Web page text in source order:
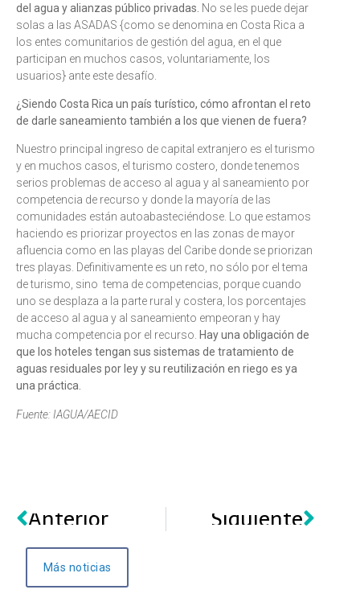
del agua y alianzas público privadas. No se les puede dejar
solas a las ASADAS {como se denomina en Costa Rica a
los entes comunitarios de gestión del agua, en el que
participan en muchos casos, voluntariamente, los
usuarios} ante este desafío.
¿Siendo Costa Rica un país turístico, cómo afrontan el reto
de darle saneamiento también a los que vienen de fuera?
Nuestro principal ingreso de capital extranjero es el turismo
y en muchos casos, el turismo costero, donde tenemos
serios problemas de acceso al agua y al saneamiento por
competencia de recurso y donde la mayoría de las
comunidades están autoabasteciéndose. Lo que estamos
haciendo es priorizar proyectos en las zonas de mayor
afluencia como en las playas del Caribe donde se priorizan
tres playas. Definitivamente es un reto, no sólo por el tema
de turismo, sino tema de competencias, porque cuando
uno se desplaza a la parte rural y costera, los porcentajes
de acceso al agua y al saneamiento empeoran y hay
mucha competencia por el recurso. Hay una obligación de
que los hoteles tengan sus sistemas de tratamiento de
aguas residuales por ley y su reutilización en riego es ya
una práctica.
Fuente: IAGUA/AECID
Anterior Siguiente
Más noticias